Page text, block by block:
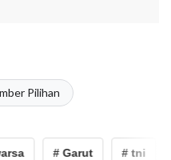
Pilihan
# Garut